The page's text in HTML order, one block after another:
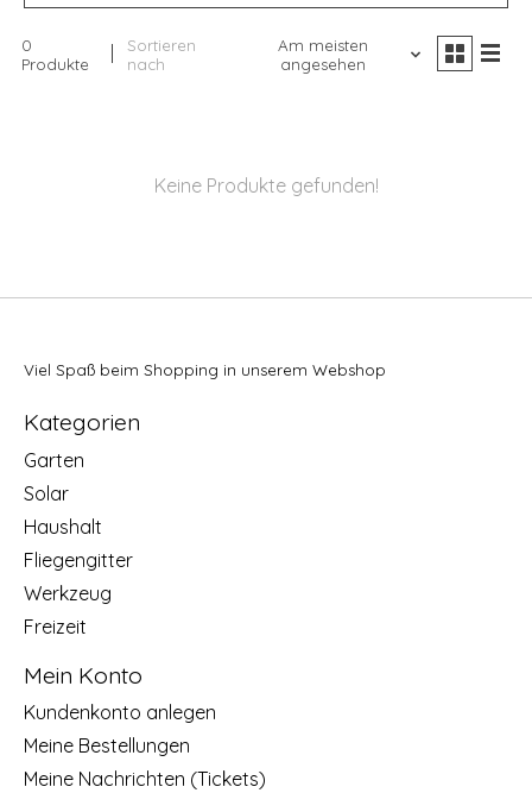
0
Produkte
Sortieren
nach
Am meisten
angesehen
Keine Produkte gefunden!
Viel Spaß beim Shopping in unserem Webshop
Kategorien
Garten
Solar
Haushalt
Fliegengitter
Werkzeug
Freizeit
Mein Konto
Kundenkonto anlegen
Meine Bestellungen
Meine Nachrichten (Tickets)